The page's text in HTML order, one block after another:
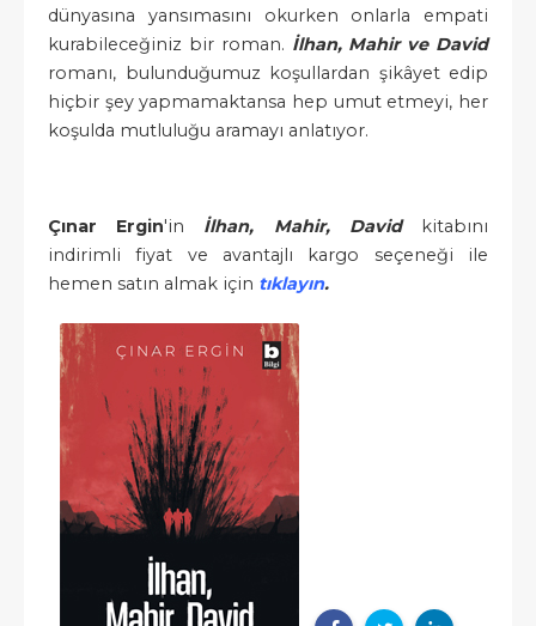
dünyasına yansımasını okurken onlarla empati
kurabileceğiniz bir roman. İlhan, Mahir ve David
romanı, bulunduğumuz koşullardan şikâyet edip
hiçbir şey yapmamaktansa hep umut etmeyi, her
koşulda mutluluğu aramayı anlatıyor.
Çınar Ergin'in İlhan, Mahir, Davidkitabını
indirimli fiyat ve avantajlı kargo seçeneği ile
hemen satın almak için tıklayın.